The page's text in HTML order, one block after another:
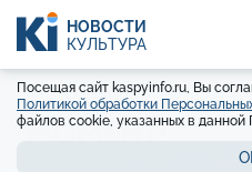
НОВОСТИ
КУЛЬТУРА
Посещая сайт kaspyinfo.ru, Вы
Политикой обработки
файлов cookie, указанных в данной